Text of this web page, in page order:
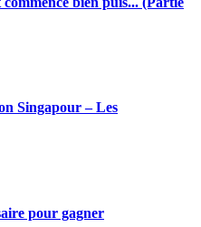
Singapour – Les
pour gagner